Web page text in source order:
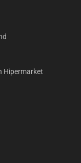
Hipermarket